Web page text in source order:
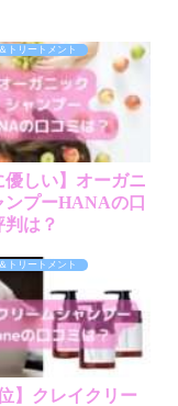
トリートメント
優しい】オーガニ
ンプーHANAの口
判は？
トリートメント
】クレイクリー